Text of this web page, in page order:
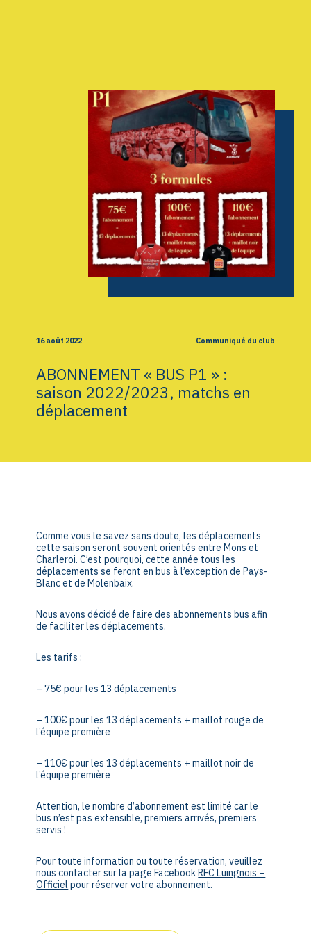
INFOS
CONTACT
16 août 2022 Communiqué du club
ABONNEMENT « BUS P1 » :
saison 2022/2023, matchs en
déplacement
Comme vous le savez sans doute, les déplacements
cette saison seront souvent orientés entre Mons et
Charleroi. C’est pourquoi, cetteannée tous les
déplacements se feront en bus à l’exception de Pays-
Blanc et de Molenbaix.
Nous avons décidé de faire des abonnements bus afin
de faciliter les déplacements.
Les tarifs :
– 75€ pour les 13 déplacements
– 100€ pour les 13 déplacements + maillot rouge de
l’équipe première
– 110€ pour les 13 déplacements + maillot noir de
l’équipe première
Attention, le nombre d’abonnement est limité car le
bus n’est pas extensible, premiers arrivés, premiers
servis !
Pour toute information ou toute réservation, veuillez
nous contacter sur la page FacebookRFC Luingnois –
Officiel pour réserver votre abonnement.